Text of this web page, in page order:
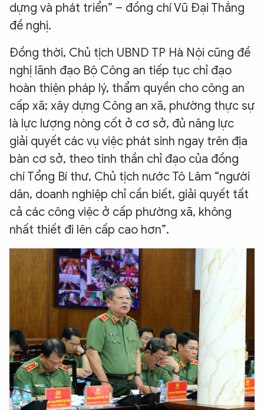
dựng và phát triển” – đồng chí Vũ Đại Thắng
đề nghị.
Đồng thời, Chủ tịch UBND TP Hà Nội cũng đề
nghị lãnh đạo Bộ Công an tiếp tục chỉ đạo
hoàn thiện pháp lý, thẩm quyền cho công an
cấp xã; xây dựng Công an xã, phường thực sự
là lực lượng nòng cốt ở cơ sở, đủ năng lực
giải quyết các vụ việc phát sinh ngay trên địa
bàn cơ sở, theo tinh thần chỉ đạo của đồng
chí Tổng Bí thư, Chủ tịch nước Tô Lâm “người
dân, doanh nghiệp chỉ cần biết, giải quyết tất
cả các công việc ở cấp phường xã, không
nhất thiết đi lên cấp cao hơn”.